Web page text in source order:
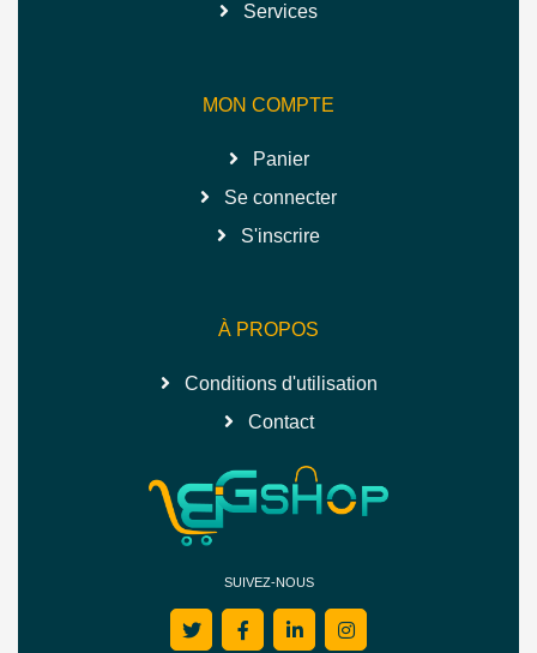
Services
MON COMPTE
Panier
Se connecter
S'inscrire
À PROPOS
Conditions d'utilisation
Contact
SUIVEZ-NOUS